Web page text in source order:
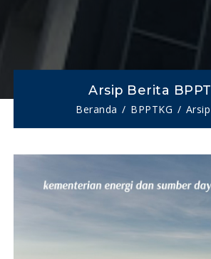
Arsip Berita
Beranda BPPTKG